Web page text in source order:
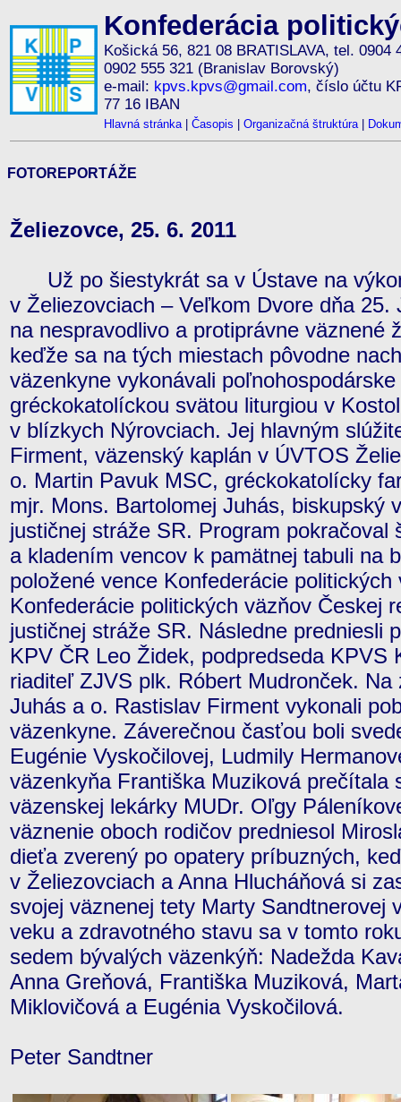
Konfederácia
Košická 56, 821 08 BRATISLAVA, tel. 0904
0902 555 321 (Branislav Borovský)
e-mail: kpvs.kpvs@gmail.com, číslo účtu
77 16 IBAN
Hlavná stránka| Časopis Organizačná štruktúra|
FOTOREPORTÁŽE
Želiezovce, 25. 6. 2011
Už po šiestykrát sa v Ústave na
v Želiezovciach – Veľkom Dvore dňa 25.
na nespravodlivo a protiprávne väznené
keďže sa na tých miestach pôvodne
väzenkyne vykonávali
gréckokatolíckou svätou liturgiou v
v blízkych Nýrovciach. Jej hlavným
Firment, väzenský kaplán v ÚVTOS
o. Martin Pavuk MSC, gréckokatolícky
mjr. Mons. Bartolomej Juhás, biskupský
justičnej stráže SR. Program pokračoval
a kladením vencov k pamätnej tabuli na
položené vence Konfederácie
Konfederácie politických väzňov Českej
justičnej stráže SR. Následne predniesli
KPV ČR Leo Židek, podpredseda KPVS
riaditeľ ZJVS plk. Róbert Mudronček.
Juhás a o. Rastislav Firment vykonali
väzenkyne. Záverečnou časťou boli
Eugénie Vyskočilovej, Ludmily
väzenkyňa Františka Muziková prečítala
väzenskej lekárky MUDr. Oľgy
väznenie oboch rodičov predniesol
dieťa zverený po opatery príbuzných,
v Želiezovciach a Anna Hlucháňová si
svojej väznenej tety Marty Sandtnerovej
veku a zdravotného stavu sa v tomto
sedem bývalých väzenkýň: Nadežda
Anna Greňová, Františka Muziková,
Miklovičová a Eugénia Vyskočilová.
Peter Sandtner